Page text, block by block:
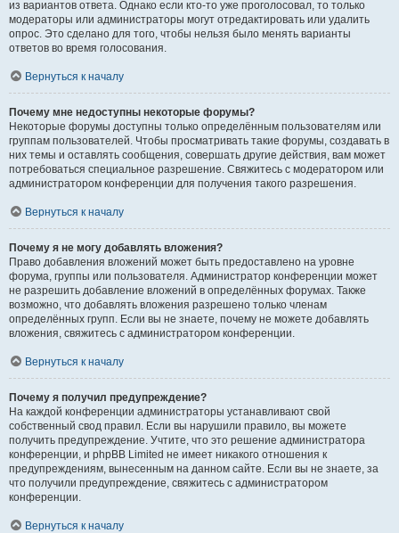
из вариантов ответа. Однако если кто-то уже проголосовал, то только
модераторы или администраторы могут отредактировать или удалить
опрос. Это сделано для того, чтобы нельзя было менять варианты
ответов во время голосования.
Вернуться к началу
Почему мне недоступны некоторые форумы?
Некоторые форумы доступны только определённым пользователям или
группам пользователей. Чтобы просматривать такие форумы, создавать в
них темы и оставлять сообщения, совершать другие действия, вам может
потребоваться специальное разрешение. Свяжитесь с модератором или
администратором конференции для получения такого разрешения.
Вернуться к началу
Почему я не могу добавлять вложения?
Право добавления вложений может быть предоставлено на уровне
форума, группы или пользователя. Администратор конференции может
не разрешить добавление вложений в определённых форумах. Также
возможно, что добавлять вложения разрешено только членам
определённых групп. Если вы не знаете, почему не можете добавлять
вложения, свяжитесь с администратором конференции.
Вернуться к началу
Почему я получил предупреждение?
На каждой конференции администраторы устанавливают свой
собственный свод правил. Если вы нарушили правило, вы можете
получить предупреждение. Учтите, что это решение администратора
конференции, и phpBB Limited не имеет никакого отношения к
предупреждениям, вынесенным на данном сайте. Если вы не знаете, за
что получили предупреждение, свяжитесь с администратором
конференции.
Вернуться к началу